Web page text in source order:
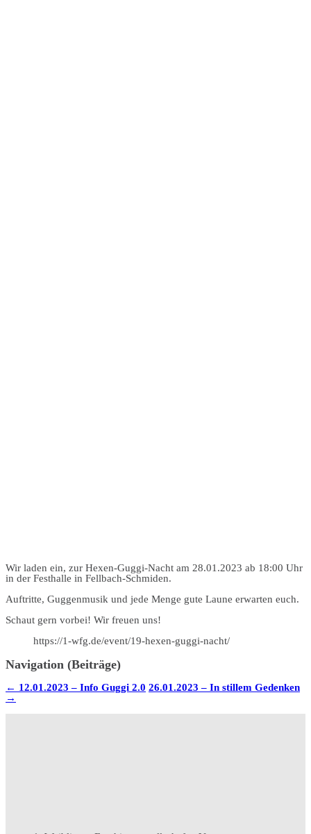
Wir laden ein, zur Hexen-Guggi-Nacht am 28.01.2023 ab 18:00 Uhr
in der Festhalle in Fellbach-Schmiden.
Auftritte, Guggenmusik und jede Menge gute Laune erwarten euch.
Schaut gern vorbei! Wir freuen uns!
https://1-wfg.de/event/19-hexen-guggi-nacht/
Navigation (Beiträge)
← 12.01.2023 – Info Guggi 2.0 26.01.2023 – In stillem Gedenken
→